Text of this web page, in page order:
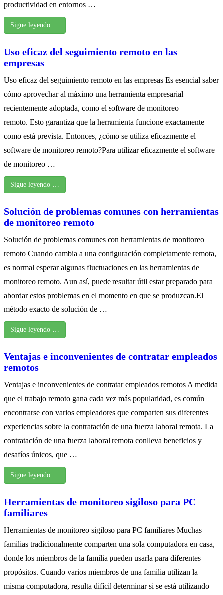
productividad en entornos …
Sigue leyendo …
Uso eficaz del seguimiento remoto en las
empresas
Uso eficaz del seguimiento remoto en las empresas Es esencial saber
cómo aprovechar al máximo una herramienta empresarial
recientemente adoptada, como el software de monitoreo
remoto. Esto garantiza que la herramienta funcione exactamente
como está prevista. Entonces, ¿cómo se utiliza eficazmente el
software de monitoreo remoto?Para utilizar eficazmente el software
de monitoreo …
Sigue leyendo …
Solución de problemas comunes con herramientas
de monitoreo remoto
Solución de problemas comunes con herramientas de monitoreo
remoto Cuando cambia a una configuración completamente remota,
es normal esperar algunas fluctuaciones en las herramientas de
monitoreo remoto. Aun así, puede resultar útil estar preparado para
abordar estos problemas en el momento en que se produzcan.El
método exacto de solución de …
Sigue leyendo …
Ventajas e inconvenientes de contratar empleados
remotos
Ventajas e inconvenientes de contratar empleados remotos A medida
que el trabajo remoto gana cada vez más popularidad, es común
encontrarse con varios empleadores que comparten sus diferentes
experiencias sobre la contratación de una fuerza laboral remota. La
contratación de una fuerza laboral remota conlleva beneficios y
desafíos únicos, que …
Sigue leyendo …
Herramientas de monitoreo sigiloso para PC
familiares
Herramientas de monitoreo sigiloso para PC familiares Muchas
familias tradicionalmente comparten una sola computadora en casa,
donde los miembros de la familia pueden usarla para diferentes
propósitos. Cuando varios miembros de una familia utilizan la
misma computadora, resulta difícil determinar si se está utilizando